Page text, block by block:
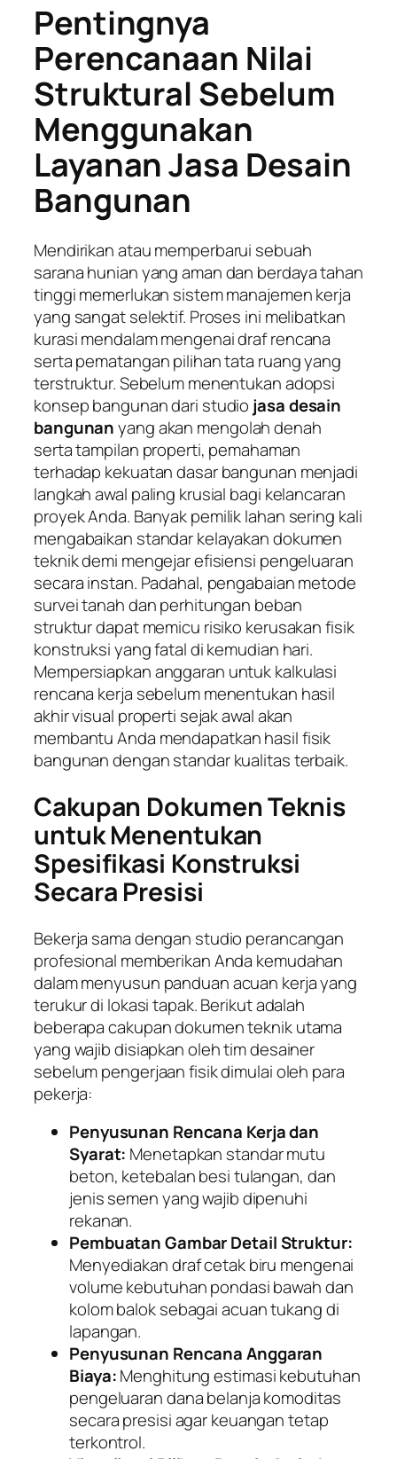
Pentingnya
Perencanaan Nilai
Struktural Sebelum
Menggunakan
Layanan Jasa Desain
Bangunan
Mendirikan atau memperbarui sebuah
sarana hunian yang aman dan berdaya tahan
tinggi memerlukan sistem manajemen kerja
yang sangat selektif. Proses ini melibatkan
kurasi mendalam mengenai draf rencana
serta pematangan pilihan tata ruang yang
terstruktur. Sebelum menentukan adopsi
konsep bangunan dari studio jasa desain
bangunanyang akan mengolah denah
serta tampilan properti, pemahaman
terhadap kekuatan dasar bangunan menjadi
langkah awal paling krusial bagi kelancaran
proyek Anda. Banyak pemilik lahan sering kali
mengabaikan standar kelayakan dokumen
teknik demi mengejar efisiensi pengeluaran
secara instan. Padahal, pengabaian metode
survei tanah dan perhitungan beban
struktur dapat memicu risiko kerusakan fisik
konstruksi yang fatal di kemudian hari.
Mempersiapkan anggaran untuk kalkulasi
rencana kerja sebelum menentukan hasil
akhir visual properti sejak awal akan
membantu Anda mendapatkan hasil fisik
bangunan dengan standar kualitas terbaik.
Cakupan Dokumen Teknis
untuk Menentukan
Spesifikasi Konstruksi
Secara Presisi
Bekerja sama dengan studio perancangan
profesional memberikan Anda kemudahan
dalam menyusun panduan acuan kerja yang
terukur di lokasi tapak. Berikut adalah
beberapa cakupan dokumen teknik utama
yang wajib disiapkan oleh tim desainer
sebelum pengerjaan fisik dimulai oleh para
pekerja:
Penyusunan Rencana Kerja dan
Syarat: Menetapkan standar mutu
beton, ketebalan besi tulangan, dan
jenis semen yang wajib dipenuhi
rekanan.
Pembuatan Gambar Detail Struktur:
Menyediakan draf cetak biru mengenai
volume kebutuhan pondasi bawah dan
kolom balok sebagai acuan tukang di
lapangan.
Penyusunan Rencana Anggaran
Biaya:Menghitung estimasi kebutuhan
pengeluaran dana belanja komoditas
secara presisi agar keuangan tetap
terkontrol.